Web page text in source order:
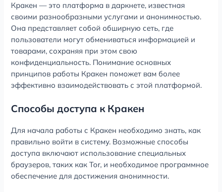
Кракен — это платформа в даркнете, известная
своими разнообразными услугами и анонимностью.
Она представляет собой обширную сеть, где
пользователи могут обмениваться информацией и
товарами, сохраняя при этом свою
конфиденциальность. Понимание основных
принципов работы Кракен поможет вам более
эффективно взаимодействовать с этой платформой.
Способы доступа к Кракен
Для начала работы с Кракен необходимо знать, как
правильно войти в систему. Возможные способы
доступа включают использование специальных
браузеров, таких как Tor, и необходимое программное
обеспечение для достижения анонимности.